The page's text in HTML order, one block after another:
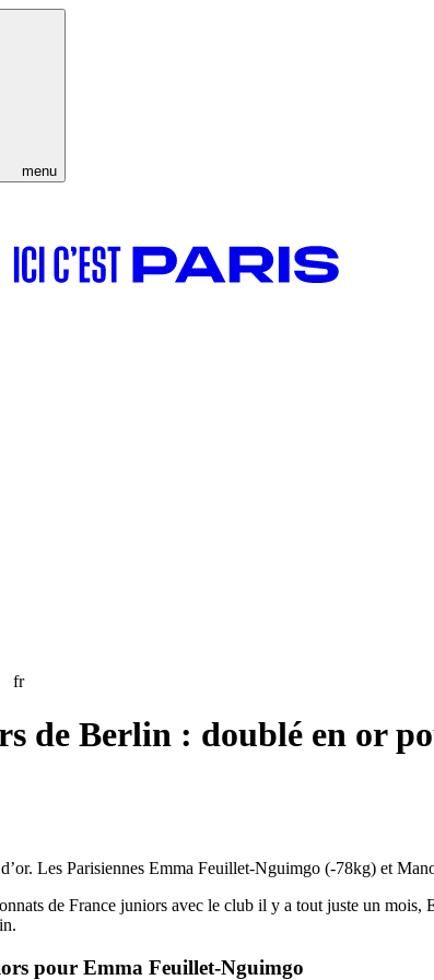
menu
fr
de Berlin : doublé en or
Les Parisiennes Emma Feuillet-Nguimgo (-78kg) et
de France juniors avec le club il y a tout juste un
pour Emma Feuillet-Nguimgo